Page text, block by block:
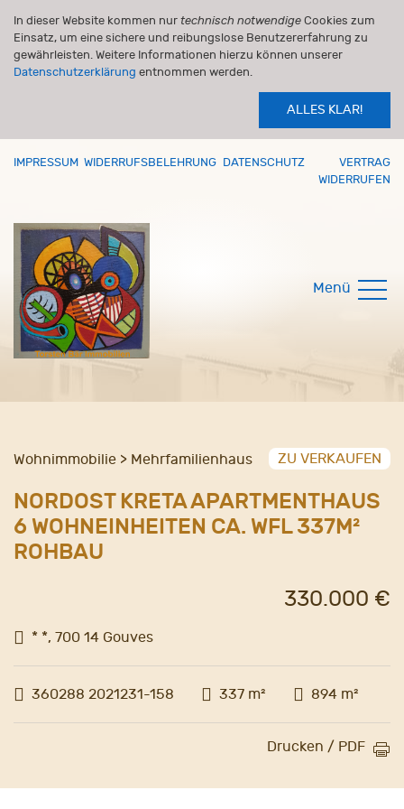
In dieser Website kommen nur technisch notwendige Cookies zum
Einsatz, um eine sichere und reibungslose Benutzererfahrung zu
gewährleisten. Weitere Informationen hierzu können unserer
Datenschutzerklärung entnommen werden.
ALLES KLAR!
IMPRESSUM WIDERRUFSBELEHRUNG DATENSCHUTZ
VERTRAG
WIDERRUFEN
Menü
Wohnimmobilie > Mehrfamilienhaus ZU VERKAUFEN
NORDOST KRETA APARTMENTHAUS
6 WOHNEINHEITEN CA. WFL 337M²
ROHBAU
* *, 700 14 Gouves
330.000 €
360288 2021231-158 337 m² 894 m²
Drucken / PDF